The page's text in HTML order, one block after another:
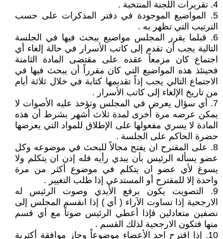
4. تقريرات اللجنة المنتخبة .
5. المواضيع الموجودة في دفتر المذكرات على حسب
الترتيب التي تظهر به .
6. قبلما يقرر المجلس مواضيع يبحث فيها في الجلسة
التالية يجب أن تقدم إلى كاتب الأسرار في حالة إلغاء أي
اجتماع كان مزمعاً عقده على مقتضى المادة الثامنة
فحينئذ هذه المواضيع التي كان مقرراً أن يبحث فيها في
الاجتماع التالي يجب إذاً تقديمها كتابة في خلال ثلاثة أيام
من تاريخ الإلغاء إلى كاتب الأسرار .
7. أي سؤال يعرض في المجلس وتؤخذ عليه الأصوات لا
يمكن عرضه مرة أخرى لمدة ثلاث أشهر بشرط أن هذه
المادة لا يسري مفعولها على الإطلاق للمواد التي يعرضها
حضرة الحاكم على الجلسة .
8. على المقترح ان يفتح مجالاً للبحث في موضوعه وكل
عضو يسأله الرئيس بأن يبدي رأيه فله إذن ان يتكلم ولا
يسوغ لأي عضو ان يتكلم في موضوع أكثر من مرة
واحدة إلا للمقترح أو المستدعي إذا طلب التغيير .
9. التصويت يكون برفع الأيدي وصوت الرئيس له
الارجحية إذا تساوت الآراء ( أي ) إذا انقسم المجلس إلى
نصفين متعادلين فإذا أعطي الرئيس صوتاً مع أي قسم
منها فتكون الارجحية لذلك القسم .
10. إذا اقترح احد الأعضاء موضوعاً وحاز موافقة أكثرية